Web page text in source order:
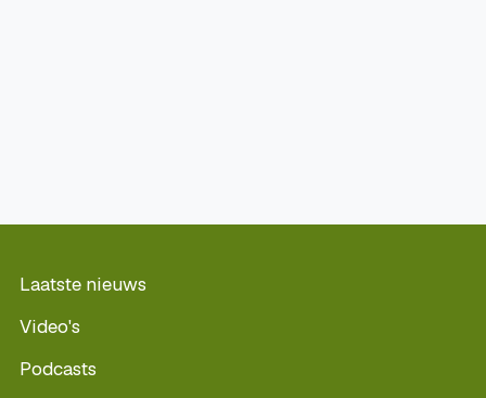
Laatste nieuws
Video's
Podcasts